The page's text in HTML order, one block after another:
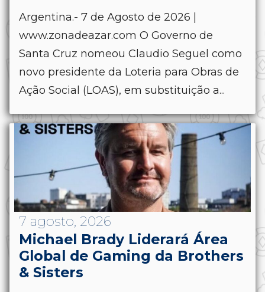
Argentina.- 7 de Agosto de 2026 |
www.zonadeazar.com O Governo de
Santa Cruz nomeou Claudio Seguel como
novo presidente da Loteria para Obras de
Ação Social (LOAS), em substituição a...
7 agosto, 2026
Michael Brady Liderará Área
Global de Gaming da Brothers
& Sisters